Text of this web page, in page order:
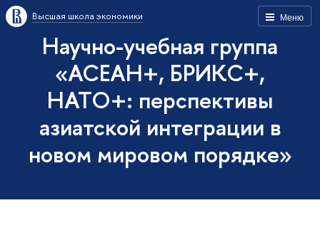
Меню
Высшая школа экономики
Научно-учебная группа
«АСЕАН+, БРИКС+,
НАТО+: перспективы
азиатской интеграции в
новом мировом порядке»